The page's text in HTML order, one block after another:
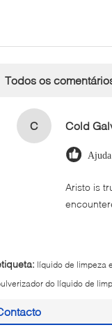
Todos os
C
Aristo is
líquido de limpeza
do líquido de